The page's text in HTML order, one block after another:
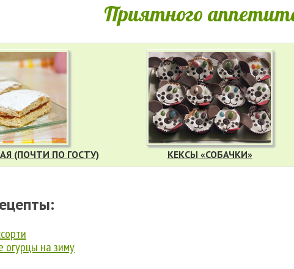
Приятного
(ПОЧТИ ПО ГОСТУ) КЕКСЫ «СОБАЧКИ»
огурцы на зиму